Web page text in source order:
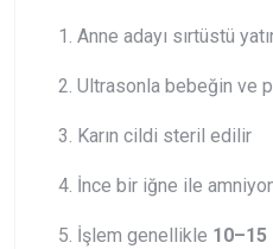
Anne adayı sırtüstü
Ultrasonla bebeğin ve
Karın cildi steril edilir
İnce bir iğne ile amniyon
İşlem genellikle 10–15